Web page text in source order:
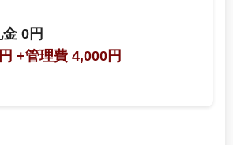
0円
+管理費 4,000円